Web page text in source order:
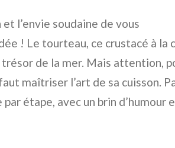
l’envie soudaine de vous
! Le tourteau, ce crustacé à la
de la mer. Mais attention,
maîtriser l’art de sa cuisson.
étape, avec un brin d’humour